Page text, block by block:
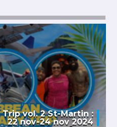
Trip vol. 2 St-Martin :
22 nov-24 nov 2024